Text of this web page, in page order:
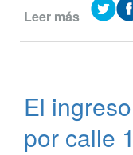
Leer más de
Entrada
en
la
El
por calle